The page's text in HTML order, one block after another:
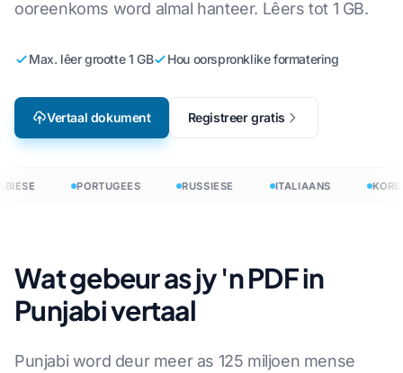
ooreenkoms word almal hanteer. Lêers tot 1 GB.
Max. lêer grootte 1 GB Hou oorspronklike formatering
Vertaal dokument Registreer gratis
PORTUGEES RUSSIESE ITALIAANS
Wat gebeur as jy 'n PDF in
Punjabi vertaal
Punjabi word deur meer as 125 miljoen mense